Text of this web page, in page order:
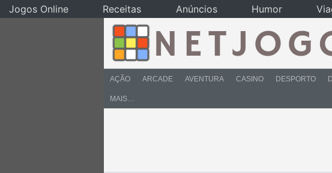
AÇÃO ARCADE AVENTURA CASINO DESPORTO
MAIS…
Jogos Online Receitas Anúncios Humor